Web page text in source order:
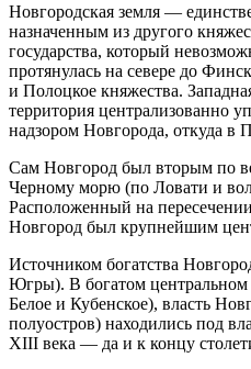
Новгородская земля —
назначенным из другого
государства, который
протянулась на севере до
и Полоцкое княжества.
территория централизованно
надзором Новгорода, откуда в
Сам Новгород был вторым по
Черному морю (по Ловати и
Расположенный на
Новгород был крупнейшим
Источником богатства
Югры). В богатом центральном
Белое и Кубенское), власть
полуостров) находились под
XIII века — да и к концу